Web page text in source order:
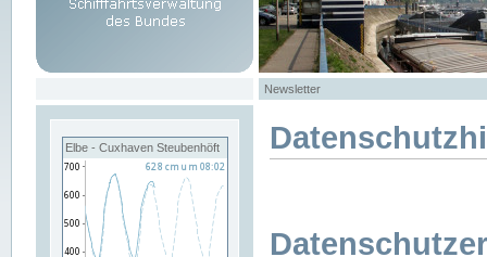
Newsletter
Elbe - Cuxhaven Steubenhöft